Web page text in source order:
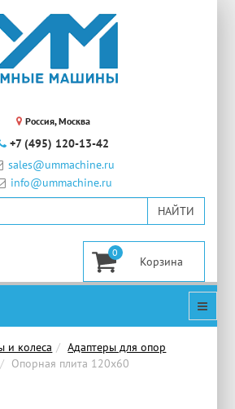
Россия, Москва
+7 (495) 120-13-42
sales@ummachine.ru
info@ummachine.ru
0
и колеса
Адаптеры для опор
Опорная плита 120х60